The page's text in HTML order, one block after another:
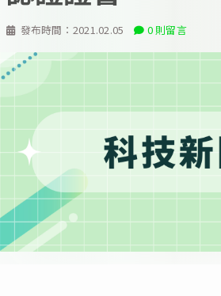
發布時間： 2021.02.05 0 則留言